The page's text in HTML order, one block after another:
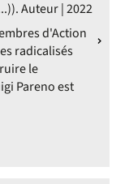
Auteur | 2022
d'Action
radicalisés
le
Pareno est